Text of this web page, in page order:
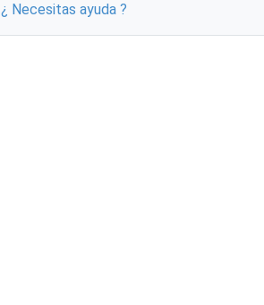
¿ Necesitas ayuda ?